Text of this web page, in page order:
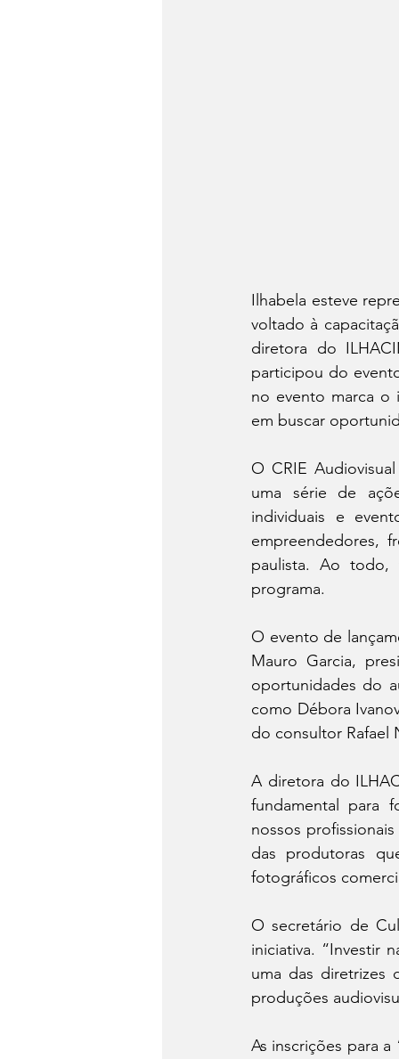
Ilhabela esteve
voltado à
diretora do
participou do
no evento marca o
em buscar
O CRIE
uma série de
individuais e
empreendedores,
paulista. Ao todo,
programa.
O evento de
Mauro Garcia,
oportunidades do
como Débora
do consultor Rafael
A diretora do
fundamental para
nossos
das produtoras
fotográficos
O secretário de
iniciativa. “Investir
uma das diretrizes
produções
As inscrições para